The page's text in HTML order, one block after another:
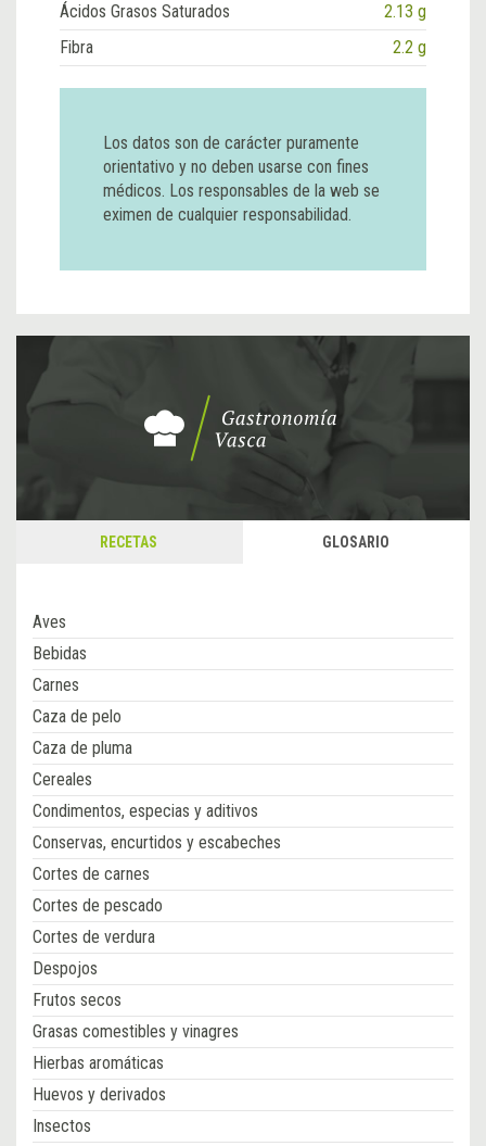
Ácidos Grasos Saturados
2.13 g
Fibra
2.2 g
Los datos son de carácter puramente
orientativo y no deben usarse con fines
médicos. Los responsables de la web se
eximen de cualquier responsabilidad.
RECETAS GLOSARIO
Aves
Bebidas
Carnes
Caza de pelo
Caza de pluma
Cereales
Condimentos, especias y aditivos
Conservas, encurtidos y escabeches
Cortes de carnes
Cortes de pescado
Cortes de verdura
Despojos
Frutos secos
Grasas comestibles y vinagres
Hierbas aromáticas
Huevos y derivados
Insectos